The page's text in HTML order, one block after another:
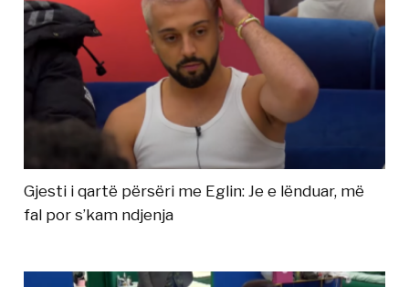
Gjesti i qartë përsëri me Eglin: Je e lënduar, më
fal por s’kam ndjenja